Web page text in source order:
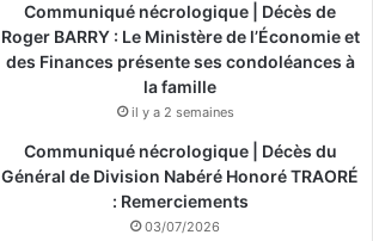
Communiqué nécrologique | Décès de
Roger BARRY : Le Ministère de l’Économie et
des Finances présente ses condoléances à
la famille
il y a 2 semaines
Communiqué nécrologique | Décès du
Général de Division Nabéré Honoré TRAORÉ
: Remerciements
03/07/2026